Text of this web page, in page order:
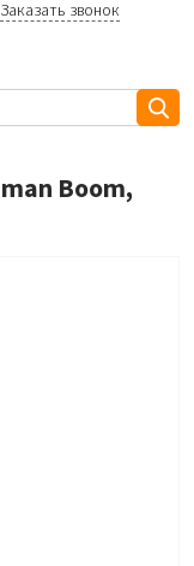
Заказать звонок
Boom,